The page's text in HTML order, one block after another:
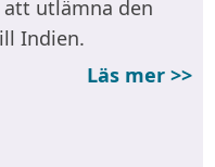
utlämna den
Indien.
Läs mer >>